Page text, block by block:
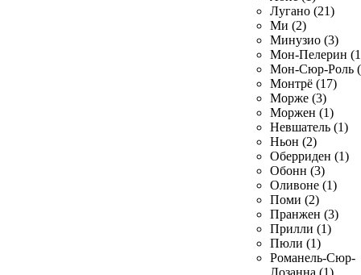
Лугано (21)
Ми (2)
Минузио (3)
Мон-Пелерин
Мон-Сюр-Роль
Монтрё (17)
Морже (3)
Моржен (1)
Невшатель (1)
Ньон (2)
Оберриден (1)
Обонн (3)
Оливоне (1)
Поми (2)
Пранжен (3)
Прилли (1)
Пюли (1)
Романель-Сюр-
Лозанна (1)